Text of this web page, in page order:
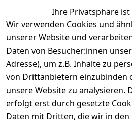
Optionen
*inkl. ges. MwStzzgl.
Ihre Privatsphäre
Wir verwenden Cookies und
unserer Website und
Daten von Besucher:innen
Adresse), um z.B. Inhalte zu
von Drittanbietern einzubinden
unsere Website zu analysieren.
erfolgt erst durch gesetzte
Daten mit Dritten, die wir in den